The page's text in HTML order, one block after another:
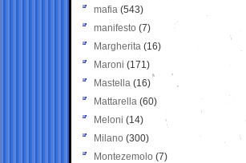
mafia (543)
manifesto (7)
Margherita (16)
Maroni (171)
Mastella (16)
Mattarella (60)
Meloni (14)
Milano (300)
Montezemolo (7)